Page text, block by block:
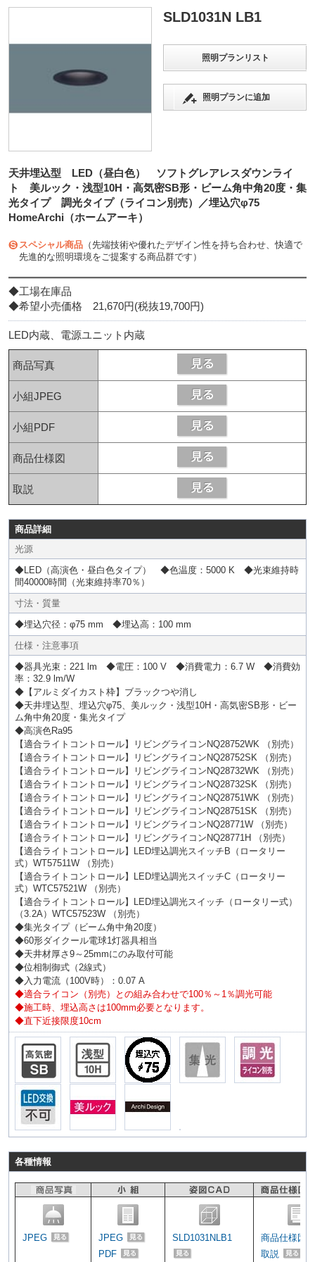
SLD1031N LB1
照明プランリスト
照明プランに追加
天井埋込型 LED（昼白色） ソフトグレアレスダウンライ
ト 美ルック・浅型10H・高気密SB形・ビーム角中角20度・集
光タイプ 調光タイプ（ライコン別売）／埋込穴φ75
HomeArchi（ホームアーキ）
スペシャル商品 （先端技術や優れたデザイン性を持ち合わせ、快適で
先進的な照明環境をご提案する商品群です）
◆工場在庫品
◆希望小売価格 21,670円(税抜19,700円)
LED内蔵、電源ユニット内蔵
商品写真
小組JPEG
小組PDF
商品仕様図
取説
商品詳細
光源
◆LED（高演色・昼白色タイプ） ◆色温度：5000 K ◆光束維持時
間40000時間（光束維持率70％）
寸法・質量
◆埋込穴径：φ75 mm ◆埋込高：100 mm
仕様・注意事項
◆器具光束：221 lm ◆電圧：100 V ◆消費電力：6.7 W ◆消費効
率：32.9 lm/W
◆【アルミダイカスト枠】ブラックつや消し
◆天井埋込型、埋込穴φ75、美ルック・浅型10H・高気密SB形・ビー
ム角中角20度・集光タイプ
◆高演色Ra95
【適合ライトコントロール】リビングライコンNQ28752WK （別売）
【適合ライトコントロール】リビングライコンNQ28752SK （別売）
【適合ライトコントロール】リビングライコンNQ28732WK （別売）
【適合ライトコントロール】リビングライコンNQ28732SK （別売）
【適合ライトコントロール】リビングライコンNQ28751WK （別売）
【適合ライトコントロール】リビングライコンNQ28751SK （別売）
【適合ライトコントロール】リビングライコンNQ28771W （別売）
【適合ライトコントロール】リビングライコンNQ28771H （別売）
【適合ライトコントロール】LED埋込調光スイッチB（ロータリー
式）WT57511W （別売）
【適合ライトコントロール】LED埋込調光スイッチC（ロータリー
式）WTC57521W （別売）
【適合ライトコントロール】LED埋込調光スイッチ（ロータリー式）
（3.2A）WTC57523W （別売）
◆集光タイプ（ビーム角中角20度）
◆60形ダイクール電球1灯器具相当
◆天井材厚さ9～25mmにのみ取付可能
◆位相制御式（2線式）
◆入力電流（100V時）：0.07 A
◆適合ライコン（別売）との組み合わせで100％～1％調光可能
◆施工時、埋込高さは100mm必要となります。
◆直下近接限度10cm
各種情報
JPEG
JPEG
PDF
SLD1031NLB1
商品仕様図
取説